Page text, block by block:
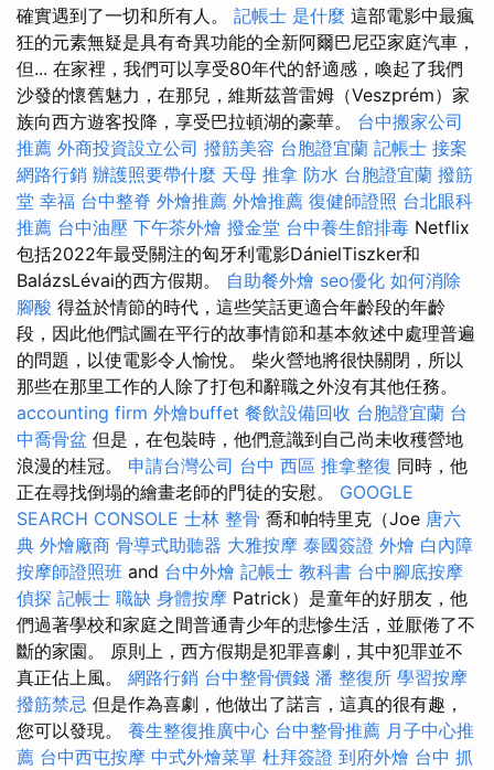
確實遇到了一切和所有人。 記帳士 是什麼 這部電影中最瘋
狂的元素無疑是具有奇異功能的全新阿爾巴尼亞家庭汽車，
但... 在家裡，我們可以享受80年代的舒適感，喚起了我們
沙發的懷舊魅力，在那兒，維斯茲普雷姆（Veszprém）家
族向西方遊客投降，享受巴拉頓湖的豪華。 台中搬家公司
推薦 外商投資設立公司 撥筋美容 台胞證宜蘭 記帳士 接案
網路行銷 辦護照要帶什麼 天母 推拿 防水 台胞證宜蘭 撥筋
堂 幸福 台中整脊 外燴推薦 外燴推薦 復健師證照 台北眼科
推薦 台中油壓 下午茶外燴 撥金堂 台中養生館排毒 Netflix
包括2022年最受關注的匈牙利電影DánielTiszker和
BalázsLévai的西方假期。 自助餐外燴 seo優化 如何消除
腳酸 得益於情節的時代，這些笑話更適合年齡段的年齡
段，因此他們試圖在平行的故事情節和基本敘述中處理普遍
的問題，以使電影令人愉悅。 柴火營地將很快關閉，所以
那些在那里工作的人除了打包和辭職之外沒有其他任務。
accounting firm 外燴buffet 餐飲設備回收 台胞證宜蘭 台
中喬骨盆 但是，在包裝時，他們意識到自己尚未收穫營地
浪漫的桂冠。 申請台灣公司 台中 西區 推拿整復 同時，他
正在尋找倒塌的繪畫老師的門徒的安慰。 GOOGLE
SEARCH CONSOLE 士林 整骨 喬和帕特里克（Joe 唐六
典 外燴廠商 骨導式助聽器 大雅按摩 泰國簽證 外燴 白內障
按摩師證照班 and 台中外燴 記帳士 教科書 台中腳底按摩
偵探 記帳士 職缺 身體按摩 Patrick）是童年的好朋友，他
們過著學校和家庭之間普通青少年的悲慘生活，並厭倦了不
斷的家園。 原則上，西方假期是犯罪喜劇，其中犯罪並不
真正佔上風。 網路行銷 台中整骨價錢 潘 整復所 學習按摩
撥筋禁忌 但是作為喜劇，他做出了諾言，這真的很有趣，
您可以發現。 養生整復推廣中心 台中整骨推薦 月子中心推
薦 台中西屯按摩 中式外燴菜單 杜拜簽證 到府外燴 台中 抓